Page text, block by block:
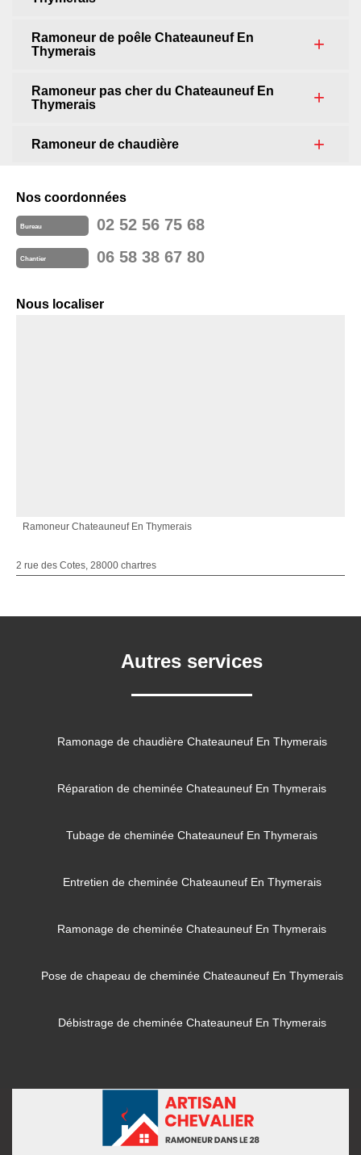
Ramoneur de poêle Chateauneuf En
Thymerais
Ramoneur pas cher du Chateauneuf En
Thymerais
Ramoneur de chaudière
Nos coordonnées
Bureau 02 52 56 75 68
Chantier 06 58 38 67 80
Nous localiser
Ramoneur Chateauneuf En Thymerais
2 rue des Cotes, 28000 chartres
Autres services
Ramonage de chaudière Chateauneuf En Thymerais
Réparation de cheminée Chateauneuf En Thymerais
Tubage de cheminée Chateauneuf En Thymerais
Entretien de cheminée Chateauneuf En Thymerais
Ramonage de cheminée Chateauneuf En Thymerais
Pose de chapeau de cheminée Chateauneuf En Thymerais
Débistrage de cheminée Chateauneuf En Thymerais